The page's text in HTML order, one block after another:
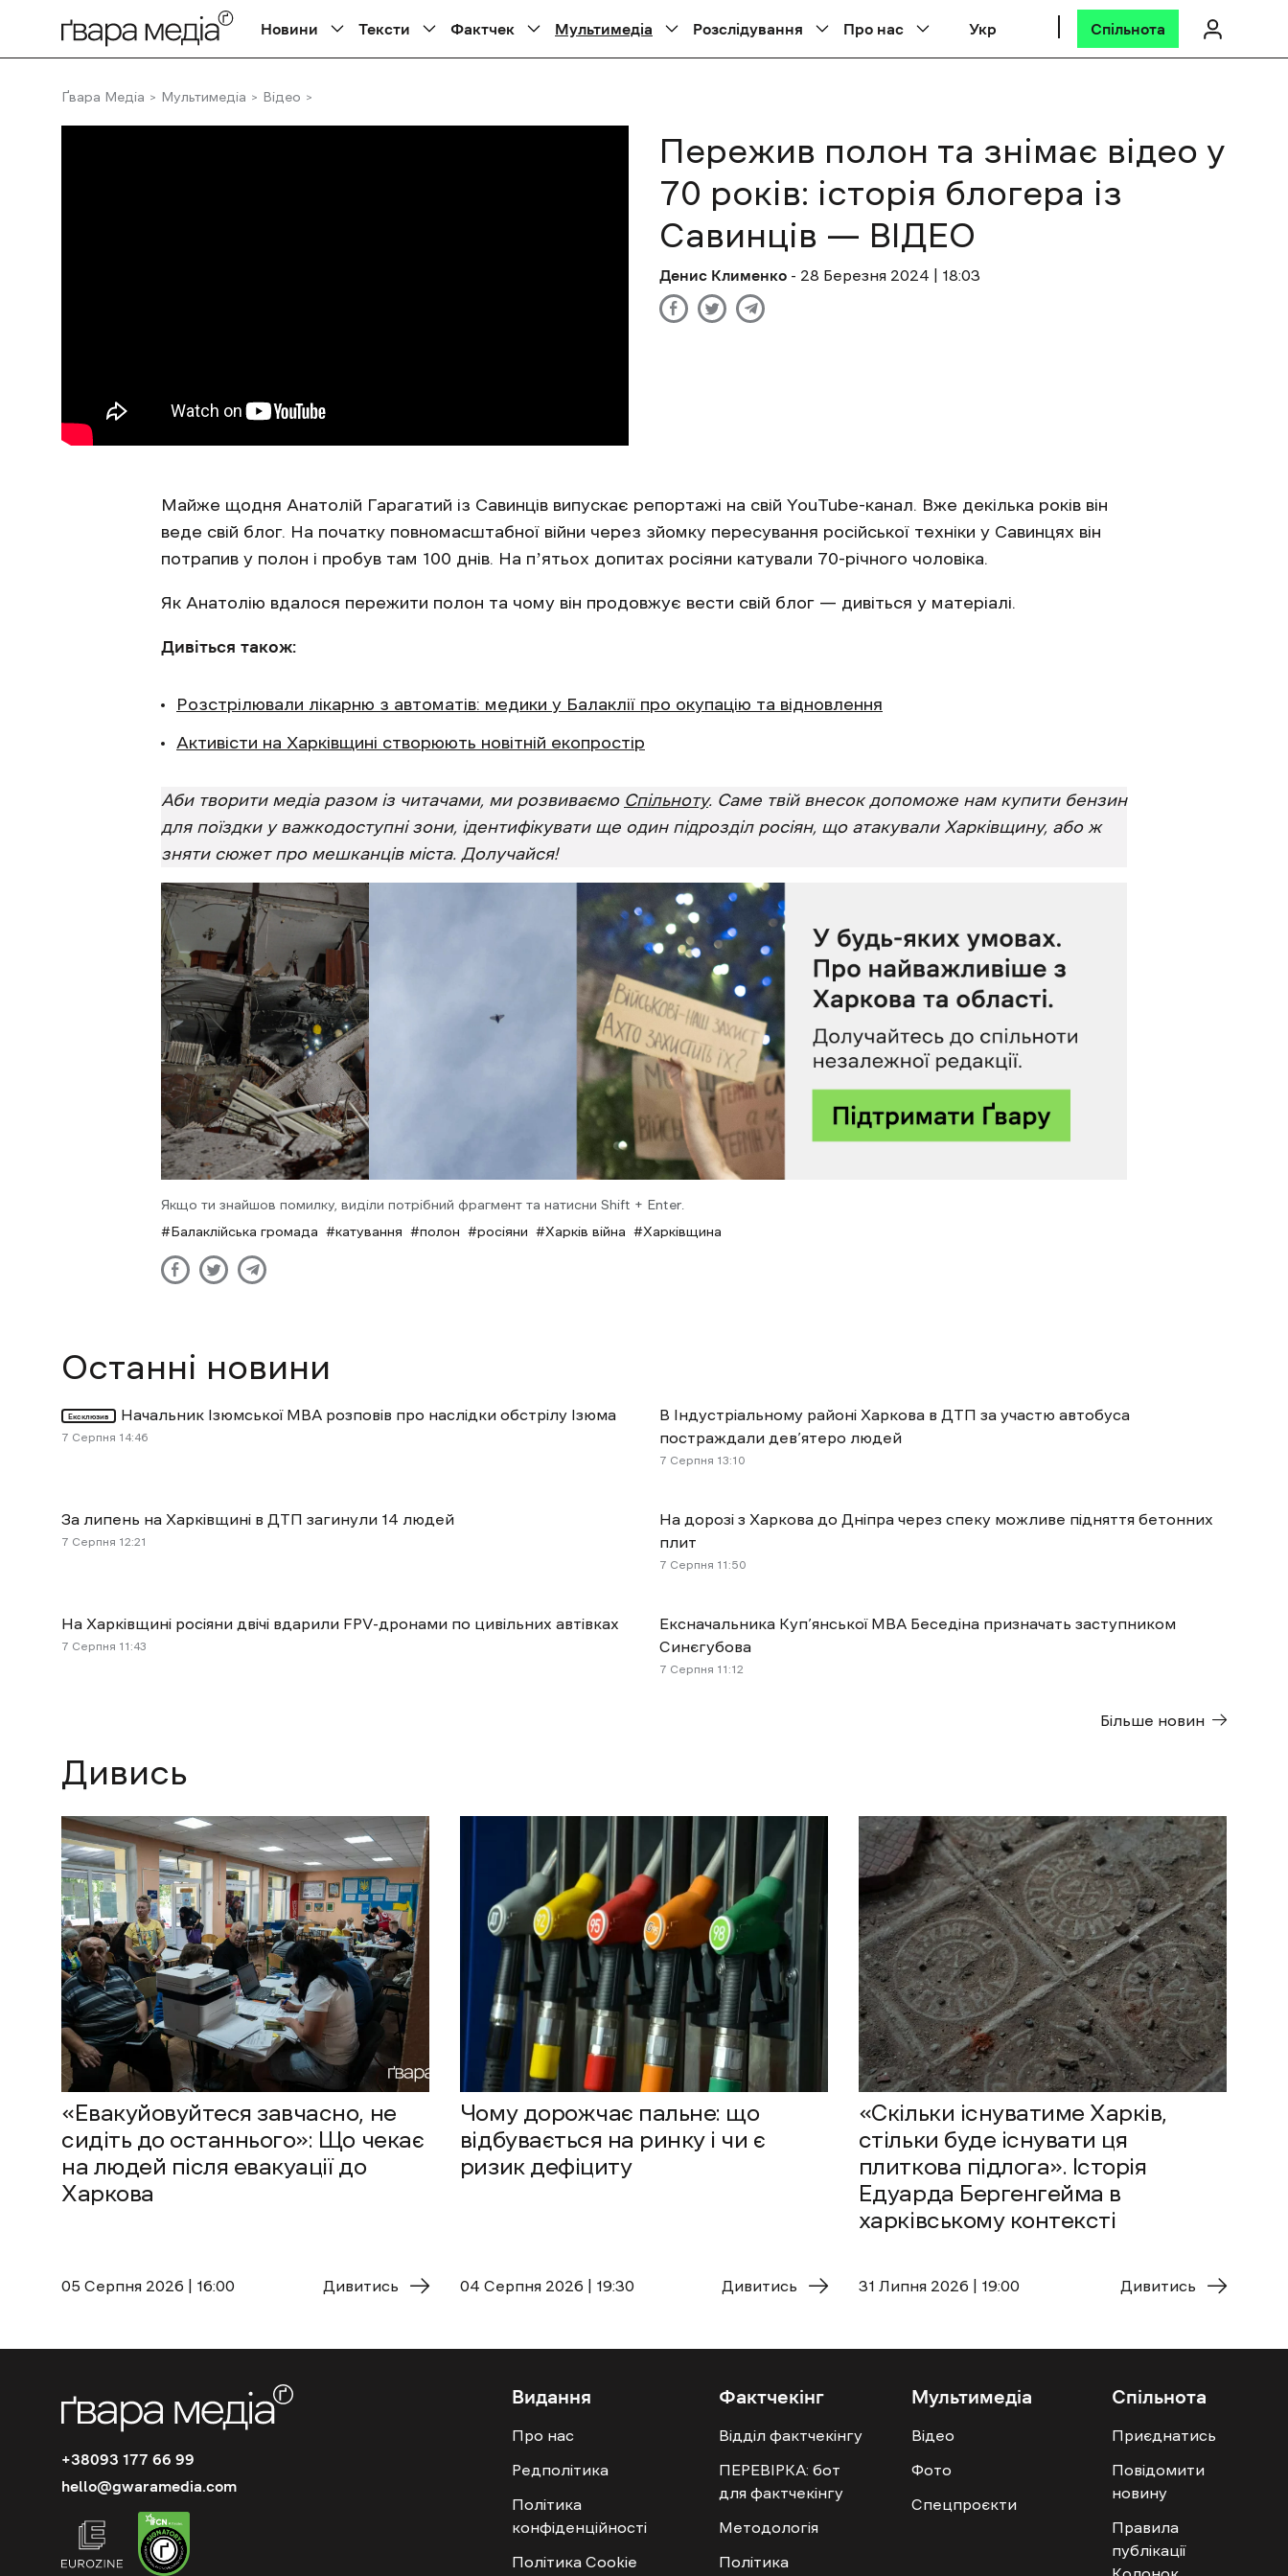
Новини Тексти Фактчек Мультимедіа Розслідування Про нас Укр Спільнота
Ґвара Медіа Мультимедіа Відео
Пережив полон та знімає відео у
70 років: історія блогера із
Савинців — ВІДЕО
Денис Клименко - 28 Березня 2024 | 18:03
Майже щодня Анатолій Гарагатий із Савинців випускає репортажі на свій YouTube-канал. Вже декілька років він
веде свій блог. На початку повномасштабної війни через зйомку пересування російської техніки у Савинцях він
потрапив у полон і пробув там 100 днів. На пʼятьох допитах росіяни катували 70-річного чоловіка.
Як Анатолію вдалося пережити полон та чому він продовжує вести свій блог — дивіться у матеріалі.
Дивіться також:
Розстрілювали лікарню з автоматів: медики у Балаклії про окупацію та відновлення
Активісти на Харківщині створюють новітній екопростір
Аби творити медіа разом із читачами, ми розвиваємо Спільноту. Саме твій внесок допоможе нам купити бензин
для поїздки у важкодоступні зони, ідентифікувати ще один підрозділ росіян, що атакували Харківщину, або ж
зняти сюжет про мешканців міста. Долучайся!
Якщо ти знайшов помилку, виділи потрібний фрагмент та натисни Shift + Enter.
Балаклійська громада
катування полон росіяни Харків війна Харківщина
Останні новини
Ексклюзив Начальник Ізюмської МВА розповів про наслідки обстрілу Ізюма
7 Cерпня 14:46
В Індустріальному районі Харкова в ДТП за участю автобуса
постраждали дев’ятеро людей
7 Cерпня 13:10
За липень на Харківщині в ДТП загинули 14 людей
7 Cерпня 12:21
На дорозі з Харкова до Дніпра через спеку можливе підняття бетонних
плит
7 Cерпня 11:50
На Харківщині росіяни двічі вдарили FPV-дронами по цивільних автівках
7 Cерпня 11:43
Ексначальника Куп’янської МВА Беседіна призначать заступником
Синєгубова
7 Cерпня 11:12
Більше новин
Дивись
«Евакуйовуйтеся завчасно, не
сидіть до останнього»: Що чекає
на людей після евакуації до
Харкова
05 Cерпня 2026 | 16:00 Дивитись
Чому дорожчає пальне: що
відбувається на ринку і чи є
ризик дефіциту
04 Cерпня 2026 | 19:30 Дивитись
«Скільки існуватиме Харків,
стільки буде існувати ця
плиткова підлога». Історія
Едуарда Бергенгейма в
харківському контексті
31 Липня 2026 | 19:00 Дивитись
+38093 177 66 99
hello@gwaramedia.com
Видання
Про нас
Редполітика
Політика
конфіденційності
Політика Cookie
Фактчекінг
Відділ фактчекінгу
ПЕРЕВІРКА: бот
для фактчекінгу
Методологія
Політика
Мультимедіа
Відео
Фото
Спецпроєкти
Спільнота
Приєднатись
Повідомити
новину
Правила
публікації